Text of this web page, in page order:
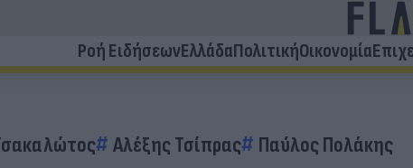
Ροή ΕιδήσεωνΕλλάδαΠολιτικήΟικονομία
Αλέξης Τσίπρας Παύλος Πολάκης